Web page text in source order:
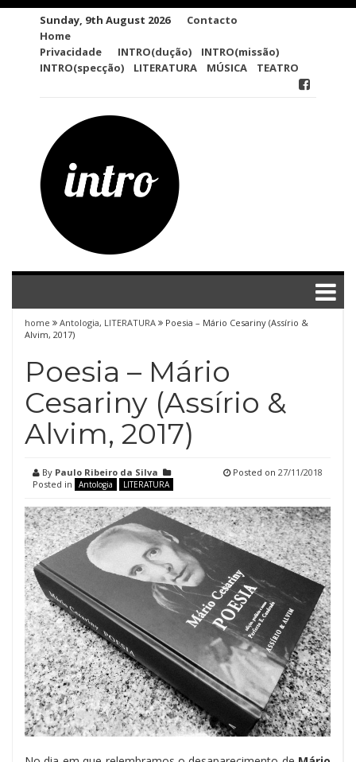
Sunday, 9th August 2026
Contacto
Home
Privacidade
INTRO(dução)
INTRO(missão)
INTRO(specção)
LITERATURA MÚSICA TEATRO
home Antologia, LITERATURA
Poesia – Mário Cesariny (Assírio &
Alvim, 2017)
Poesia – Mário
Cesariny (Assírio &
Alvim, 2017)
By Paulo Ribeiro da Silva
Posted in
Antologia LITERATURA
Posted on 27/11/2018